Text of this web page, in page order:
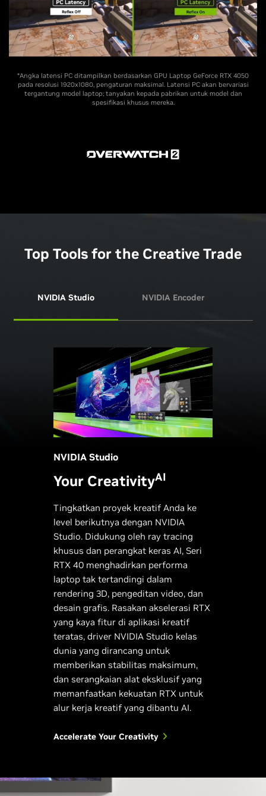
*Angka latensi PC ditampilkan berdasarkan GPU Laptop GeForce RTX 4050
pada resolusi 1920x1080, pengaturan maksimal. Latensi PC akan bervariasi
tergantung model laptop; tanyakan kepada pabrikan untuk model dan
spesifikasi khusus mereka.
Top Tools for the Creative Trade
NVIDIA Studio NVIDIA Encoder
NVIDIA Studio
Your CreativityAI
Tingkatkan proyek kreatif Anda ke
level berikutnya dengan NVIDIA
Studio. Didukung oleh ray tracing
khusus dan perangkat keras AI, Seri
RTX 40 menghadirkan performa
laptop tak tertandingi dalam
rendering 3D, pengeditan video, dan
desain grafis. Rasakan akselerasi RTX
yang kaya fitur di aplikasi kreatif
teratas, driver NVIDIA Studio kelas
dunia yang dirancang untuk
memberikan stabilitas maksimum,
dan serangkaian alat eksklusif yang
memanfaatkan kekuatan RTX untuk
alur kerja kreatif yang dibantu AI.
Accelerate Your Creativity